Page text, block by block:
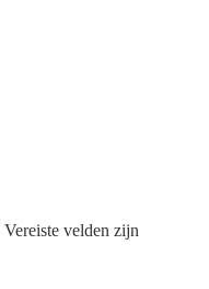
Vereiste velden zijn